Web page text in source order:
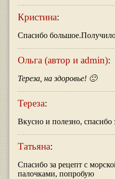
Кристина:
Спасибо
Ольга (автор и admin):
Тереза, на здоровье! 🙂
Тереза:
Вкусно и полезно, спасибо
Татьяна:
Спасибо за рецепт с
палочками, попробую